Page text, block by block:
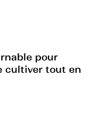
pour
cultiver tout en